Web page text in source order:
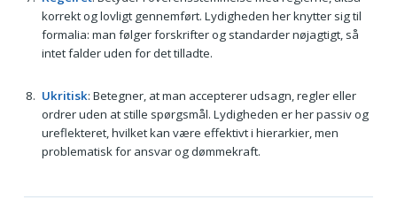
korrekt og lovligt gennemført. Lydigheden her knytter sig til
formalia: man følger forskrifter og standarder nøjagtigt, så
intet falder uden for det tilladte.
Ukritisk: Betegner, at man accepterer udsagn, regler eller
ordrer uden at stille spørgsmål. Lydigheden er her passiv og
ureflekteret, hvilket kan være effektivt i hierarkier, men
problematisk for ansvar og dømmekraft.